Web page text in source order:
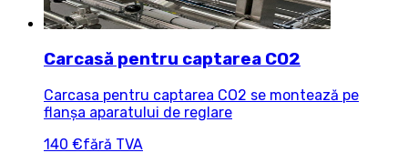
Carcasă pentru captarea CO2
Carcasa pentru captarea CO2 se montează pe
flanșa aparatului de reglare
140 €fără TVA